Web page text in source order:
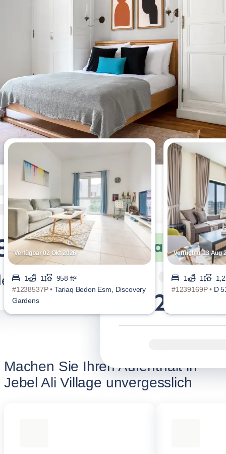
Meistgesehene Wohnungen
dieser Woche
Verfügbar 02 Okt 2026
1 1
958 ft²
#1238537P • Tariaq Bedon Esm, Discovery
Gardens
Verfügbar 13 Aug
1 1
#1239169P • D
Machen Sie Ihren Aufenthalt in
Jebel Ali Village unvergesslich